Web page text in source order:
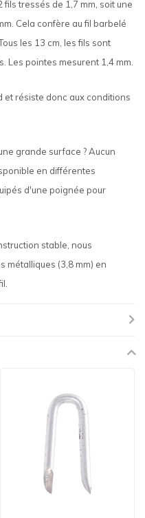
tressés de 1,7 mm, soit une
Cela confère au fil barbelé
les 13 cm, les fils sont
Les pointes mesurent 1,4 mm.
et résiste donc aux conditions
grande surface ? Aucun
en différentes
d'une poignée pour
stable, nous
métalliques (3,8 mm) en